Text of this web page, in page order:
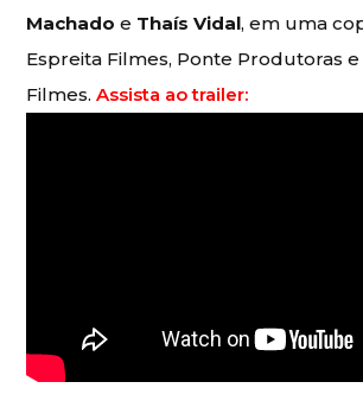
Machado e Thaís Vidal, em uma
Espreita Filmes, Ponte Produtoras
Filmes.Assista ao trailer: